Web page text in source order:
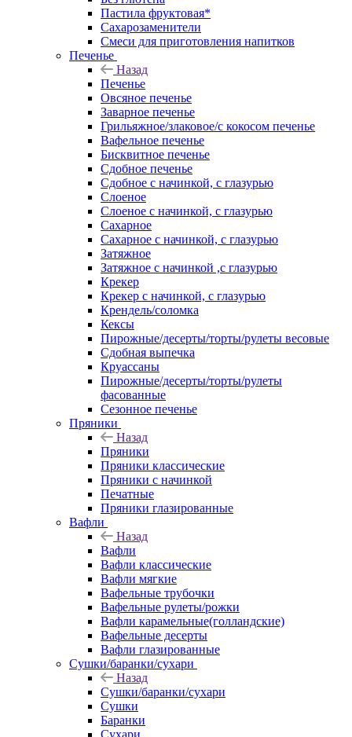
Пастила фруктовая*
Сахарозаменители
Смеси для приготовления напитков
Печенье
Назад
Печенье
Овсяное печенье
Заварное печенье
Грильяжное/злаковое/с кокосом печенье
Вафельное печенье
Бисквитное печенье
Сдобное печенье
Сдобное с начинкой, с глазурью
Слоеное
Слоеное с начинкой, с глазурью
Сахарное
Сахарное с начинкой, с глазурью
Затяжное
Затяжное с начинкой ,с глазурью
Крекер
Крекер с начинкой, с глазурью
Крендель/соломка
Кексы
Пирожные/десерты/торты/рулеты весовые
Сдобная выпечка
Круассаны
Пирожные/десерты/торты/рулеты
фасованные
Сезонное печенье
Пряники
Назад
Пряники
Пряники классические
Пряники с начинкой
Печатные
Пряники глазированные
Вафли
Назад
Вафли
Вафли классические
Вафли мягкие
Вафельные трубочки
Вафельные рулеты/рожки
Вафли карамельные(голландские)
Вафельные десерты
Вафли глазированные
Сушки/баранки/сухари
Назад
Сушки/баранки/сухари
Сушки
Баранки
Сухари